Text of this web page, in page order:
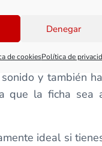
Denegar
de cookiesPolítica de
es aprender
sea posible y
y también
que la ficha
ideal si